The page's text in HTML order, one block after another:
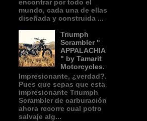
encontrar por todo el
mundo, cada una de ellas
diseñada y construida ...
Triumph
Scrambler "
APPALACHIA
" by Tamarit
Motorcycles.
Impresionante, ¿verdad?.
Pues que sepas que esta
impresionante Triumph
Scrambler de carburación
ahora recorre cual potro
salvaje alg...